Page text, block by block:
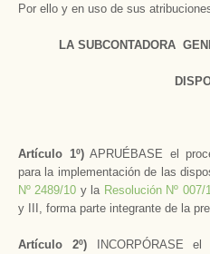
Por ello y en uso de sus
LA SUBCONTADORA
Artículo 1º)APRUÉBASE el
para la implementación de las
Nº 2489/10 y la Resolución Nº 007/
y III, forma parte integrante de la
Artículo 2º)INCORPÓRASE